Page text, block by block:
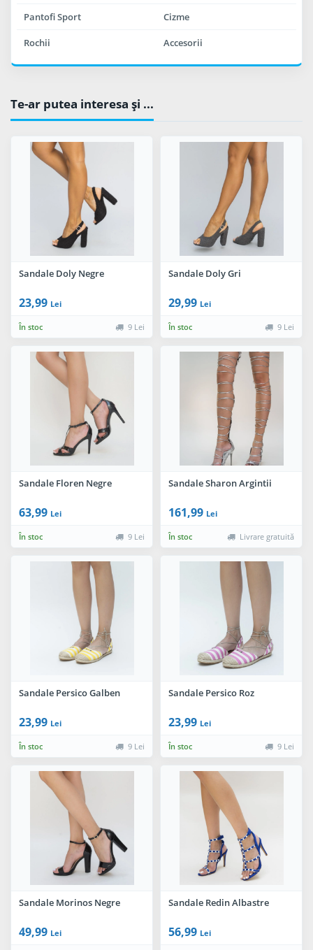
Pantofi Sport Cizme
Rochii Accesorii
Te-ar putea interesa şi ...
Sandale Doly Negre
23,99 Lei
În stoc 9 Lei
Sandale Doly Gri
29,99 Lei
În stoc 9 Lei
Sandale Floren Negre
63,99 Lei
În stoc 9 Lei
Sandale Sharon Argintii
161,99 Lei
În stoc Livrare gratuită
Sandale Persico Galben
23,99 Lei
În stoc 9 Lei
Sandale Persico Roz
23,99 Lei
În stoc 9 Lei
Sandale Morinos Negre
49,99 Lei
Sandale Redin Albastre
56,99 Lei